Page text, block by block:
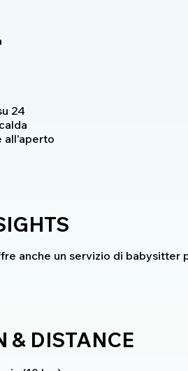
24
all'aperto
anche un servizio di babysitter
& DISTANCE